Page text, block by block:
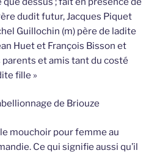
dudit futur, Jacques Piquet
Guillochin (m) père de ladite
Huet et François Bisson et
parents et amis tant du costé
fille »
de Briouze
mouchoir pour femme au
Ce qui signifie aussi qu’il